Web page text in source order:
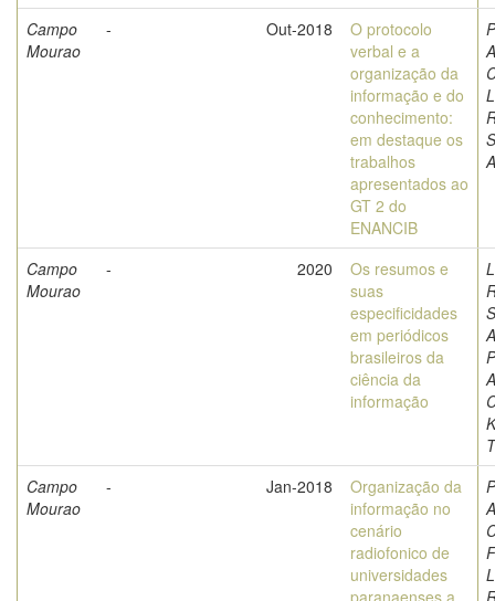
Campo
Mourao
- Out-2018
O protocolo
verbal e a
organização da
informação e do
conhecimento:
em destaque os
trabalhos
apresentados ao
GT 2 do
ENANCIB
Campo
Mourao
- 2020
Os resumos e
suas
especificidades
em periódicos
brasileiros da
ciência da
informação
Campo
Mourao
- Jan-2018
Organização da
informação no
cenário
radiofonico de
universidades
paranaenses a